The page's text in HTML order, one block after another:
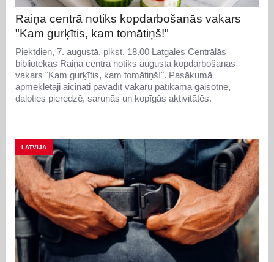
Raiņa centrā notiks kopdarbošanās vakars
"Kam gurķītis, kam tomātiņš!"
Piektdien, 7. augustā, plkst. 18.00 Latgales Centrālās
bibliotēkas Raiņa centrā notiks augusta kopdarbošanās
vakars "Kam gurķītis, kam tomātiņš!". Pasākumā
apmeklētāji aicināti pavadīt vakaru patīkamā gaisotnē,
daloties pieredzē, sarunās un kopīgās aktivitātēs.
LATVIJA